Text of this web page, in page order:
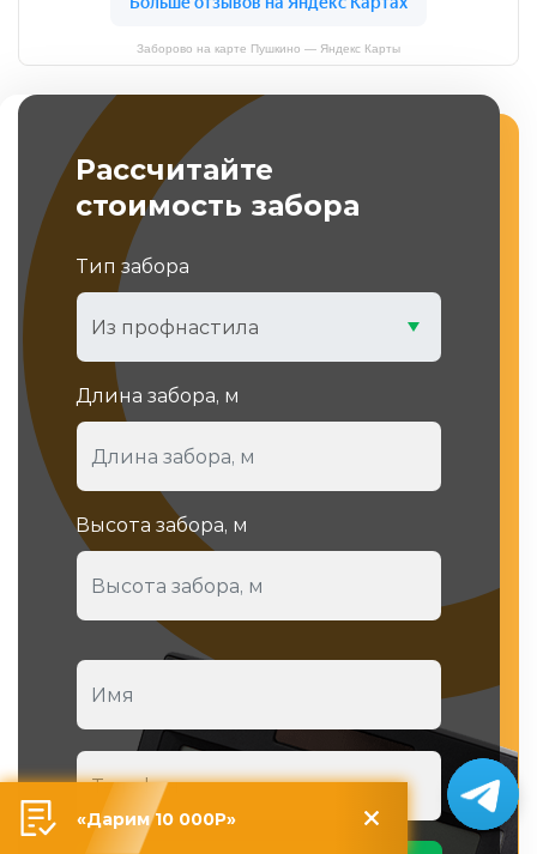
Заборово на карте Пушкино — Яндекс Карты
Рассчитайте
стоимость забора
Тип забора
Из профнастила
Длина забора, м
Высота забора, м
«Дарим 10 000Р»